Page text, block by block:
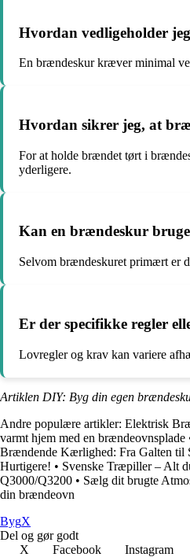
Hvordan vedligeholder
En brændeskur kræver minimal
Hvordan sikrer jeg, at
For at holde brændet tørt i
yderligere.
Kan en brændeskur
Selvom brændeskuret primært er
Er der specifikke regler
Lovregler og krav kan variere
Artiklen DIY: Byg din egen
Andre populære artikler: Elektrisk
varmt hjem med en brændeovnsplade
Brændende Kærlighed: Fra Galten til
Hurtigere! • Svenske Træpiller – Alt
Q3000/Q3200 • Sælg dit brugte
din brændeovn
BygX
Del og gør godt
X
Facebook Instagram